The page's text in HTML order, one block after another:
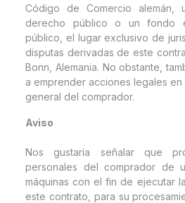
Código de Comercio alemán,
derecho público o un fondo
público, el lugar exclusivo de
disputas derivadas de este
Bonn, Alemania. No obstante,
a emprender acciones legales
general del comprador.
Aviso
Nos gustaría señalar que
personales del comprador de
máquinas con el fin de ejecutar
este contrato, para su